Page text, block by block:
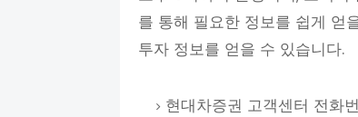
를 통해 필요한 정보를 쉽게 얻
투자 정보를 얻을 수 있습니다.
현대차증권 고객센터 전화